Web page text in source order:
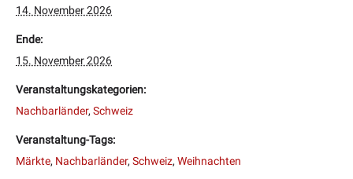
14. November 2026
Ende:
15. November 2026
Veranstaltungskategorien:
Nachbarländer, Schweiz
Veranstaltung-Tags:
Märkte, Nachbarländer, Schweiz, Weihnachten